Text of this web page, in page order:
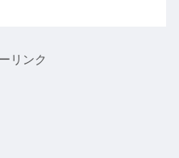
リンク